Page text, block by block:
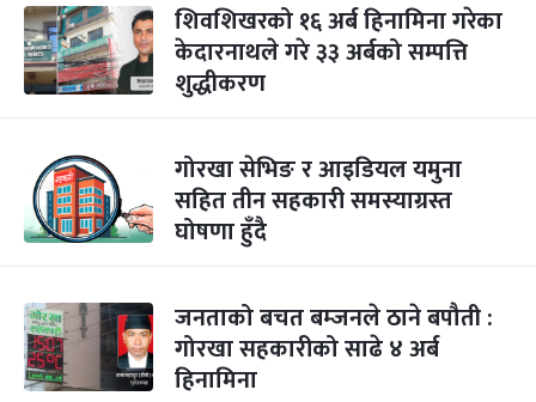
शिवशिखरको १६ अर्ब हिनामिना गरेका
केदारनाथले गरे ३३ अर्बको सम्पत्ति
शुद्धीकरण
गोरखा सेभिङ र आइडियल यमुना
सहित तीन सहकारी समस्याग्रस्त
घोषणा हुँदै
जनताको बचत बम्जनले ठाने बपौती :
गोरखा सहकारीको साढे ४ अर्ब
हिनामिना